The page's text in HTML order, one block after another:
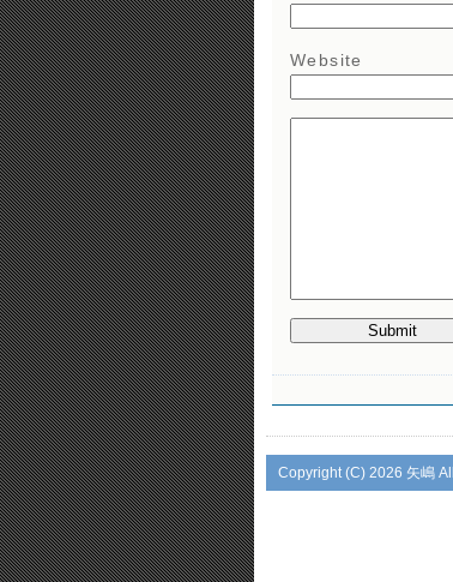
Website
Copyright (C) 2026 矢嶋